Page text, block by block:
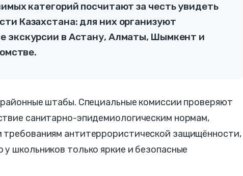
категорий посчитают за честь увидеть
Казахстана: для них организуют
экскурсии в Астану, Алматы, Шымкент и
штабы. Специальные комиссии проверяют
санитарно-эпидемиологическим нормам,
антитеррористической защищённости,
школьников только яркие и безопасные